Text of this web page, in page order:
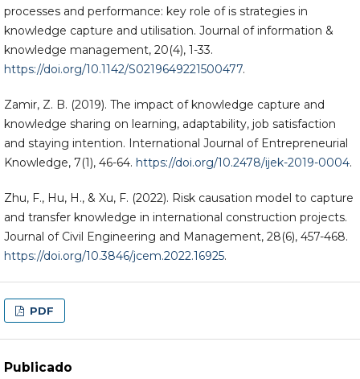
processes and performance: key role of is strategies in
knowledge capture and utilisation. Journal of information &
knowledge management, 20(4), 1-33.
https://doi.org/10.1142/S0219649221500477.
Zamir, Z. B. (2019). The impact of knowledge capture and
knowledge sharing on learning, adaptability, job satisfaction
and staying intention. International Journal of Entrepreneurial
Knowledge, 7(1), 46-64. https://doi.org/10.2478/ijek-2019-0004.
Zhu, F., Hu, H., & Xu, F. (2022). Risk causation model to capture
and transfer knowledge in international construction projects.
Journal of Civil Engineering and Management, 28(6), 457-468.
https://doi.org/10.3846/jcem.2022.16925.
PDF
Publicado